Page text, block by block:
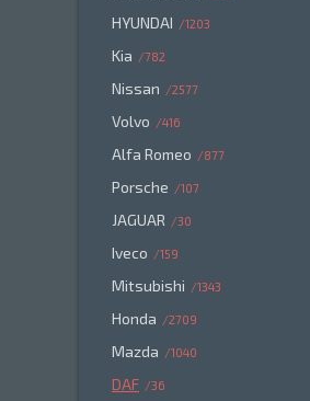
HYUNDAI 1203
Kia 782
Nissan 2577
Volvo 416
Alfa Romeo 877
Porsche 107
JAGUAR 30
Iveco 159
Mitsubishi 1343
Honda 2709
Mazda 1040
DAF 36